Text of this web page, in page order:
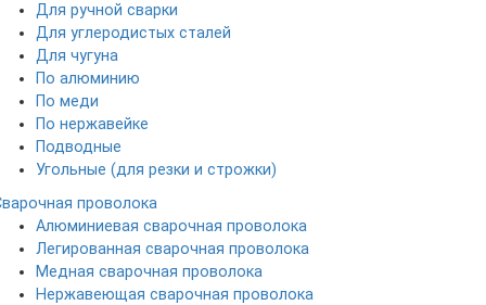
Для ручной сварки
Для углеродистых сталей
Для чугуна
По алюминию
По меди
По нержавейке
Подводные
Угольные (для резки и строжки)
проволока
Алюминиевая сварочная проволока
Легированная сварочная проволока
Медная сварочная проволока
Нержавеющая сварочная проволока